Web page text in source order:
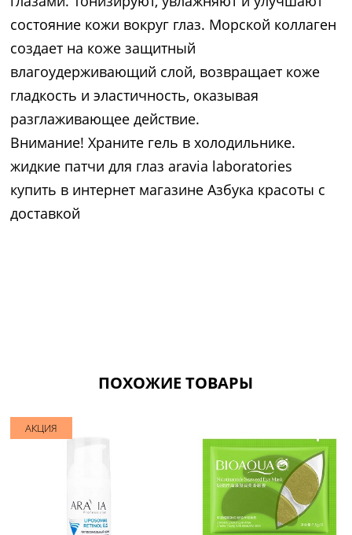
состояние кожи вокруг глаз. Морской коллаген
создает на коже защитный
влагоудерживающий слой, возвращает коже
гладкость и эластичность, оказывая
разглаживающее действие.
Внимание! Храните гель в холодильнике.
жидкие патчи для глаз aravia laboratories
купить в интернет магазине Азбука красоты с
доставкой
ПОХОЖИЕ ТОВАРЫ
АКЦИЯ